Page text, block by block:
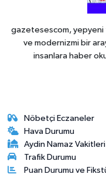
gazetesescom, yepyeni
ve modernizmi bir
insanlara haber
Nöbetçi Eczaneler
Hava Durumu
Aydin Namaz Vakitleri
Trafik Durumu
Puan Durumu ve